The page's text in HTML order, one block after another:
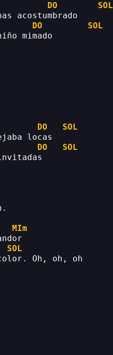
DO
SOL
acostumbrado
DO
SOL
mimado
DO
SOL
locas
DO
SOL
MIm
SOL
Oh, oh, oh